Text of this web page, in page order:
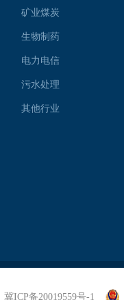
矿业煤炭
生物制药
电力电信
污水处理
其他行业
冀ICP备20019559号-1